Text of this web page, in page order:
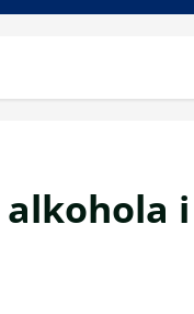
alkohola i